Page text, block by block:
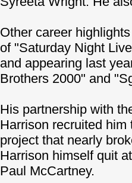
Other career
of "Saturday Night
and appearing last
Brothers 2000" and
His partnership with
Harrison recruited
project that nearly
Harrison himself quit
Paul McCartney.